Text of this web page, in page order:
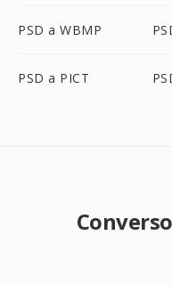
PSD a WBMP
PSD a PICT